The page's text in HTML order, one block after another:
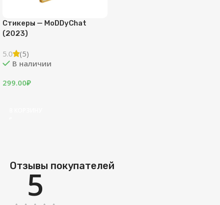
Стикеры — MoDDyChat
(2023)
5.0
(5)
В наличии
299.00₽
Отзывы покупателей
5